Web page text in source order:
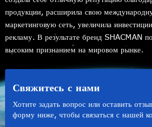
продукции, расширила свою
маркетинговую сеть, увеличила
рекламу. В результате бренд SHACMAN
высоким признанием на мировом рынке.
Свяжитесь с нами
Хотите задать вопрос или оставить
форму ниже, чтобы связаться с нашей